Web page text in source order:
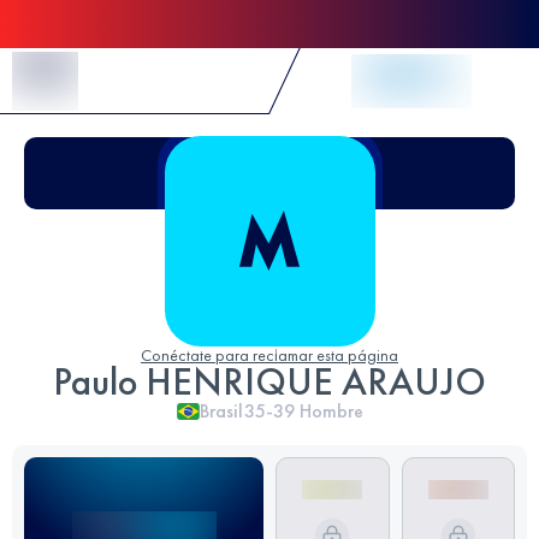
Conéctate para reclamar esta página
Paulo HENRIQUE ARAUJO
Brasil35-39 Hombre